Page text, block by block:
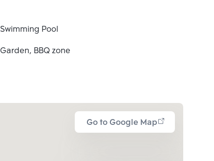
Swimming Pool
Garden, BBQ zone
Go to Google Map